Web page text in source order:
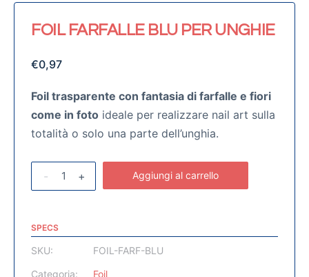
FOIL FARFALLE BLU PER UNGHIE
€0,97
Foil trasparente con fantasia di farfalle e fiori
come in foto ideale per realizzare nail art sulla
totalità o solo una parte dell’unghia.
- + Aggiungi al carrello
SPECS
SKU:
FOIL-FARF-BLU
Categoria:
Foil